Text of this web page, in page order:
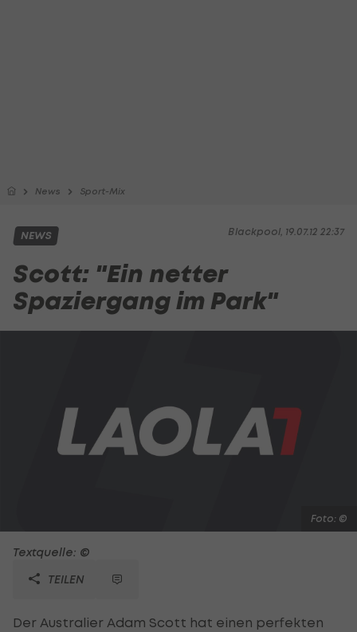
News Sport-Mix
Blackpool, 19.07.12 22:37
NEWS
Scott: "Ein netter
Spaziergang im Park"
Foto: ©
Textquelle: ©
TEILEN
Der Australier Adam Scott hat einen perfekten